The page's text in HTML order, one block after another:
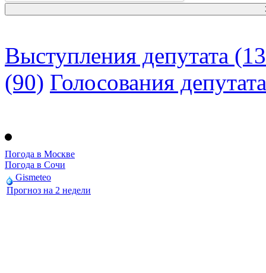
Выступления депутата
(90) Голосования депутата
Погода в Москве
Погода в Сочи
Gismeteo
Прогноз на 2 недели